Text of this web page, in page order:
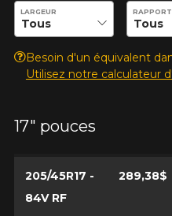
Entrez les dimensions
LARGEUR RAPPORT
Besoin d'un équivalent
Utilisez notre calculateur
17" pouces
205/45R17 -
84V RF
289,38$
Votre avis
PZERO RUN
Nom